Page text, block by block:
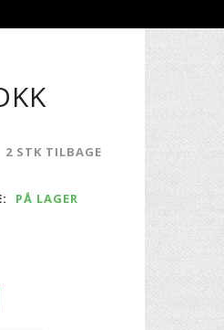
2 STK TILBAGE
PÅ LAGER